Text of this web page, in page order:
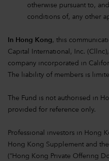
otherwise pursuant to,
conditions of, any other
In Hong Kong, this
Capital International, Inc.
company incorporated in
The liability of members is
The Fund is not authorised in
provided for reference only.
Professional investors in Hong
Hong Kong Supplement and
(“Hong Kong Private Offering